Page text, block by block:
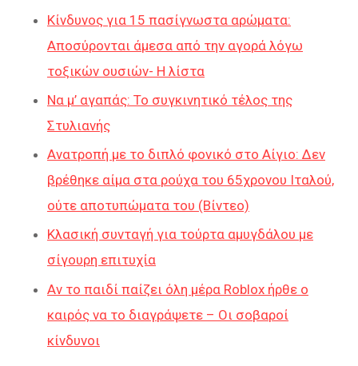
Κίνδυνος για 15 πασίγνωστα αρώματα:
Αποσύρονται άμεσα από την αγορά λόγω
τοξικών ουσιών- Η λίστα
Να μ’ αγαπάς: Το συγκινητικό τέλος της
Στυλιανής
Ανατροπή με το διπλό φονικό στο Αίγιο: Δεν
βρέθηκε αίμα στα ρούχα του 65χρονου Ιταλού,
ούτε αποτυπώματα του (Βίντεο)
Κλασική συνταγή για τούρτα αμυγδάλου με
σίγουρη επιτυχία
Αν το παιδί παίζει όλη μέρα Roblox ήρθε ο
καιρός να το διαγράψετε – Οι σοβαροί
κίνδυνοι